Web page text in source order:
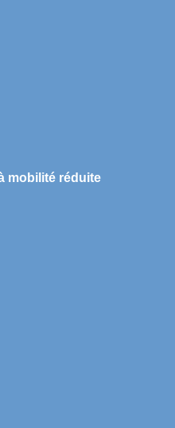
mobilité réduite